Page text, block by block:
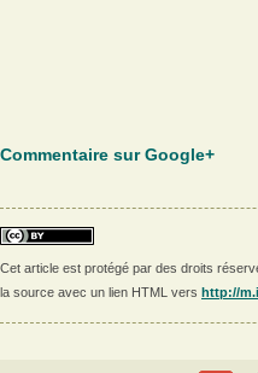
Commentaire sur Google+
Cet article est protégé par des droits
la source avec un lien HTML vers http://